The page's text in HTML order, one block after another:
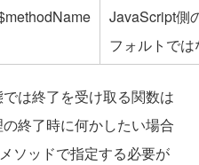
JavaScript側
フォルトで
は終了を受け取る関数は
終了時に何かしたい場合
メソッドで指定する必要が